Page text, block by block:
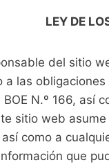
LEY DE
del sitio
las
BOE N.º 166,
sitio web
como a
que